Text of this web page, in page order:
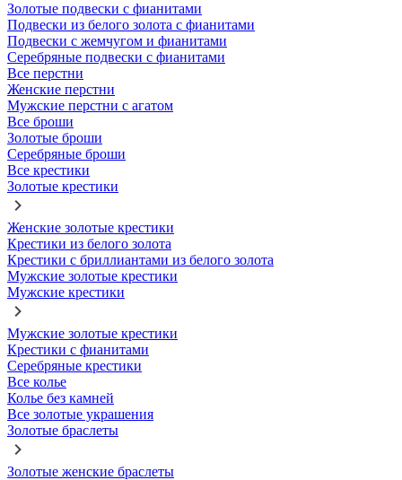
Золотые подвески с фианитами
Подвески из белого золота с фианитами
Подвески с жемчугом и фианитами
Серебряные подвески с фианитами
Все перстни
Женские перстни
Мужские перстни с агатом
Все броши
Золотые броши
Серебряные броши
Все крестики
Золотые крестики
Женские золотые крестики
Крестики из белого золота
Крестики с бриллиантами из белого золота
Мужские золотые крестики
Мужские крестики
Мужские золотые крестики
Крестики с фианитами
Серебряные крестики
Все колье
Колье без камней
Все золотые украшения
Золотые браслеты
Золотые женские браслеты